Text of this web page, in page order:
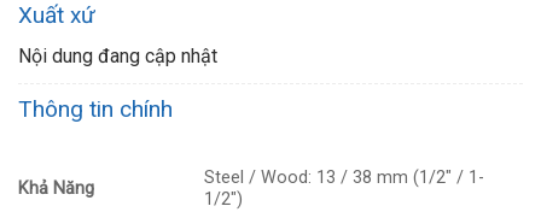
Xuất xứ
Nội dung đang cập nhật
Thông tin chính
Khả Năng
Steel / Wood: 13 / 38 mm (1/2″ / 1-
1/2″)